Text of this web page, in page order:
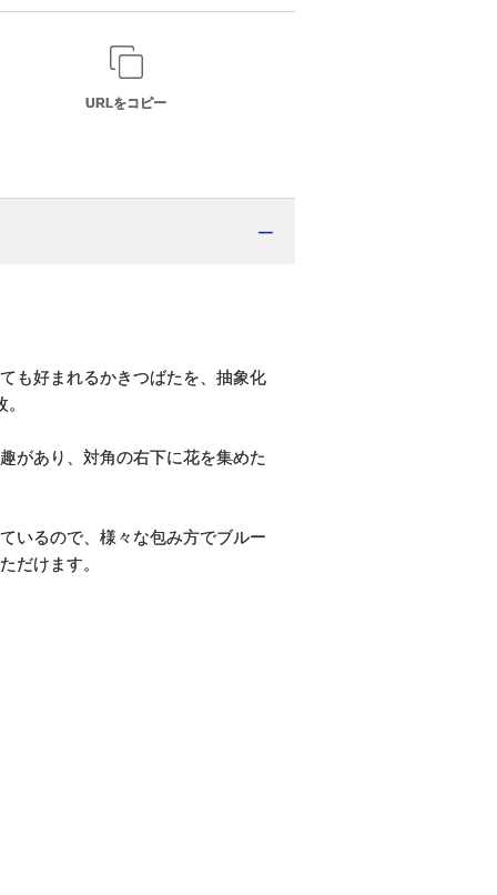
URLをコピー
も好まれるかきつばたを、抽象化
があり、対角の右下に花を集めた
いるので、様々な包み方でブルー
だけます。